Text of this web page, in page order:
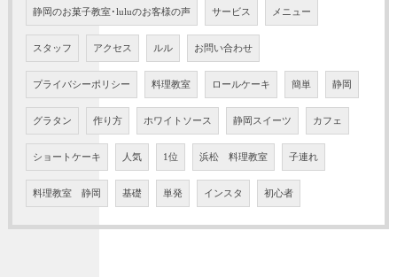
静岡のお菓子教室･luluのお客様の声 サービス メニュー
スタッフ アクセス ルル お問い合わせ
プライバシーポリシー 料理教室 ロールケーキ 簡単 静岡
グラタン 作り方 ホワイトソース 静岡スイーツ カフェ
ショートケーキ 人気 1位 浜松 料理教室 子連れ
料理教室 静岡 基礎 単発 インスタ 初心者